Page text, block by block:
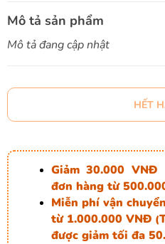
Mô tả sản phẩm
Mô tả đang cập nhật
HẾT
Giảm 30.000
đơn hàng từ
Miễn phí vận
từ 1.000.000 VNĐ (
được giảm tối đa